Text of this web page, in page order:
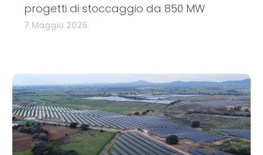
progetti di stoccaggio da 850 MW
7 Maggio 2026